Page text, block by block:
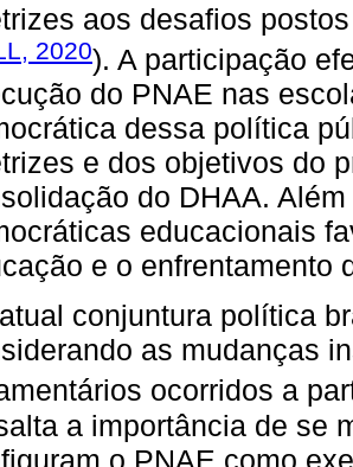
aos desafios
2020). A participação
do PNAE nas
dessa política
e dos objetivos do
do DHAA.
educacionais
e o enfrentamento
conjuntura política
as mudanças
ocorridos a
a importância de se
o PNAE como